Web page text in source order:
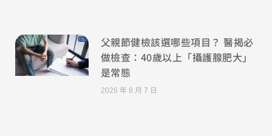
父親節健檢該選哪些項目？ 醫揭必
做檢查：40歲以上「攝護腺肥大」
是常態
2026 年 8 月 7 日